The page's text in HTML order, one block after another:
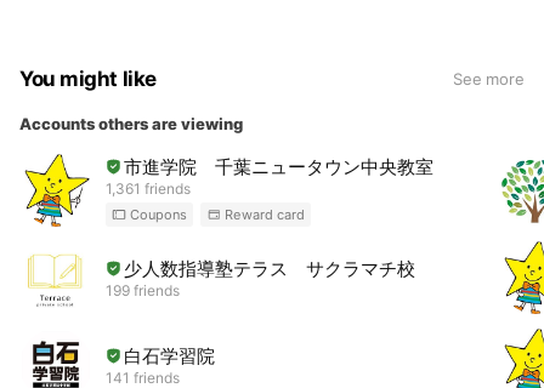
You might like See more
Accounts others are viewing
市進学院 千葉ニュータウン中央教室
1,361 friends
Coupons Reward card
少人数指導塾テラス サクラマチ校
199 friends
白石学習院
141 friends